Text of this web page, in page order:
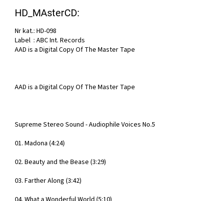
HD_MAsterCD:
Nr kat.: HD-098
Label : ABC Int. Records
AAD is a Digital Copy Of The Master Tape
AAD is a Digital Copy Of The Master Tape
Supreme Stereo Sound - Audiophile Voices No.5
01. Madona (4:24)
02. Beauty and the Bease (3:29)
03. Farther Along (3:42)